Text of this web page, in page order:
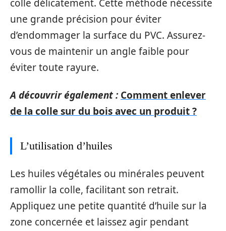
colle délicatement. Cette méthode nécessite
une grande précision pour éviter
d’endommager la surface du PVC. Assurez-
vous de maintenir un angle faible pour
éviter toute rayure.
A découvrir également : Comment enlever
de la colle sur du bois avec un produit ?
L’utilisation d’huiles
Les huiles végétales ou minérales peuvent
ramollir la colle, facilitant son retrait.
Appliquez une petite quantité d’huile sur la
zone concernée et laissez agir pendant